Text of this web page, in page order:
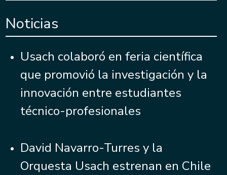
Noticias
Usach colaboró en feria científica
que promovió la investigación y la
innovación entre estudiantes
técnico-profesionales
David Navarro-Turres y la
Orquesta Usach estrenan en Chile